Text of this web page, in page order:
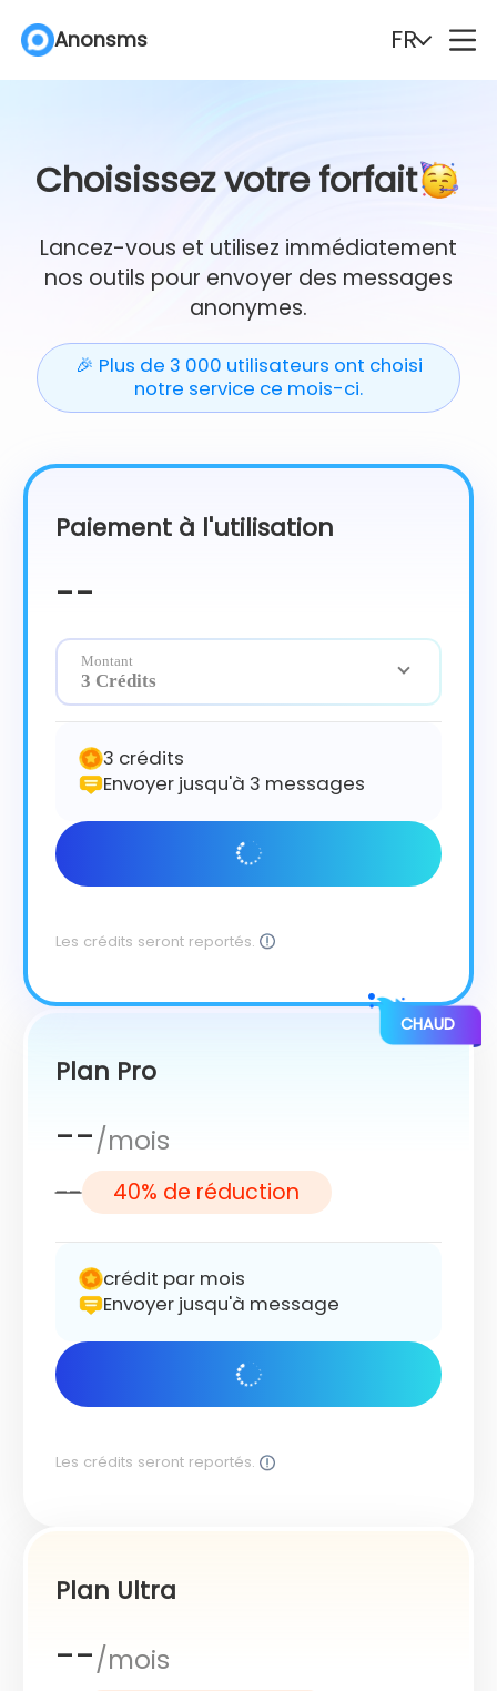
Anonsms FR
Deutsch Português
Português (Brasil) Русский
Français Nederlands
Türkçe Polski
Svenska Norsk
Čeština Dansk
Suomi
Choisissez votre forfait
Lancez-vous et utilisez immédiatement
nos outils pour envoyer des messages
anonymes.
🎉 Plus de 3 000 utilisateurs ont choisi
notre service ce mois-ci.
Paiement à l'utilisation
--
Montant
3 Crédits
3 crédits
Envoyer jusqu'à 3 messages
Commencer
Les crédits seront reportés.
CHAUD
Plan Pro
--/mois
-- 40% de réduction
crédit par mois
Envoyer jusqu'à message
Commencer
Les crédits seront reportés.
Plan Ultra
--/mois